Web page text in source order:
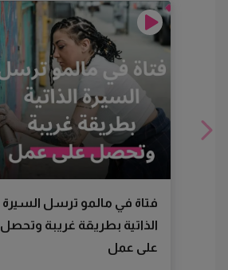
فتاة في مالمو ترسل السيرة
الذاتية بطريقة غريبة وتحصل
على عمل